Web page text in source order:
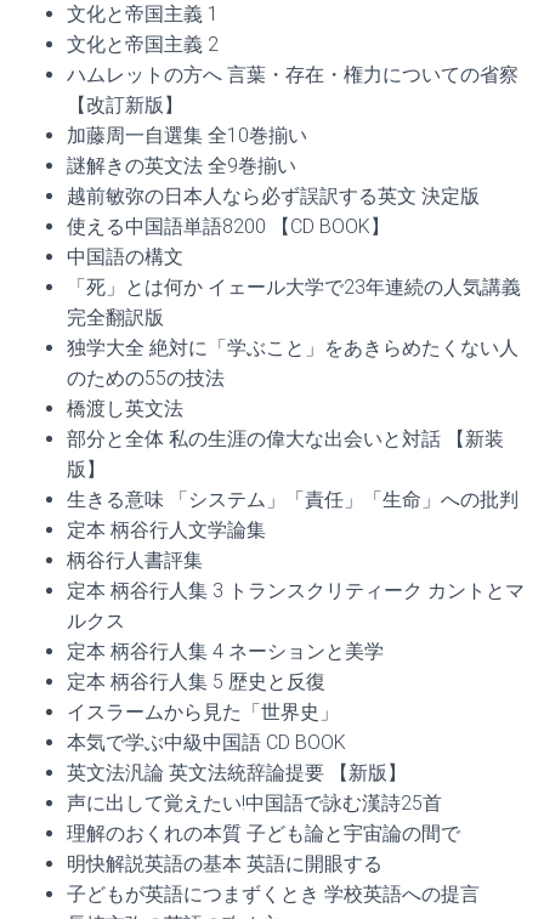
文化と帝国主義 1
文化と帝国主義 2
ハムレットの方へ 言葉・存在・権力についての省察
【改訂新版】
加藤周一自選集 全10巻揃い
謎解きの英文法 全9巻揃い
越前敏弥の日本人なら必ず誤訳する英文 決定版
使える中国語単語8200 【CD BOOK】
中国語の構文
「死」とは何か イェール大学で23年連続の人気講義
完全翻訳版
独学大全 絶対に「学ぶこと」をあきらめたくない人
のための55の技法
橋渡し英文法
部分と全体 私の生涯の偉大な出会いと対話 【新装
版】
生きる意味 「システム」「責任」「生命」への批判
定本 柄谷行人文学論集
柄谷行人書評集
定本 柄谷行人集 3 トランスクリティーク カントとマ
ルクス
定本 柄谷行人集 4 ネーションと美学
定本 柄谷行人集 5 歴史と反復
イスラームから見た「世界史」
本気で学ぶ中級中国語 CD BOOK
英文法汎論 英文法統辞論提要 【新版】
声に出して覚えたい!中国語で詠む漢詩25首
理解のおくれの本質 子ども論と宇宙論の間で
明快解説英語の基本 英語に開眼する
子どもが英語につまずくとき 学校英語への提言